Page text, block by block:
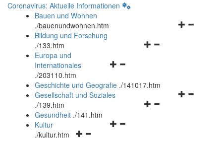
Coronavirus: Aktuelle Informationen
Bauen und Wohnen
./bauenundwohnen.htm
Navigationsmenü
Bildung und Forschung
./133.htm
Navigationsmenü
und
schließen
Europa und
Internationales
./203110.htm
Geschichte und Geografie ./141017.htm
Navigationsmenü
Gesellschaft und Soziales
./139.htm
Navigationsmenü
Gesundheit ./141.htm
Navigationsmenü
Kultur
./kultur.htm